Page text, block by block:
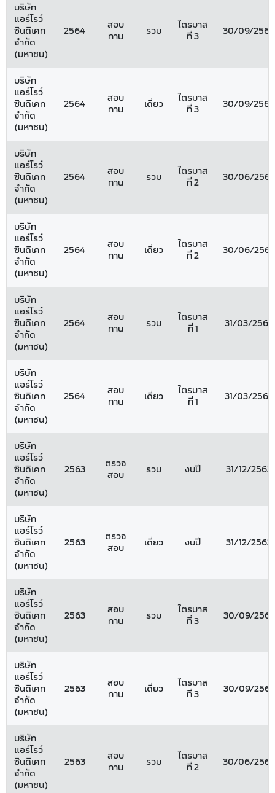
บริษัท
แอร์โรว์
ซินดิเคท
จำกัด
(มหาชน)
2564
สอบ
ทาน
รวม
ไตรมาส
ที่ 3
30/09/2564
บริษัท
แอร์โรว์
ซินดิเคท
จำกัด
(มหาชน)
2564
สอบ
ทาน
เดี่ยว
ไตรมาส
ที่ 3
30/09/2564
บริษัท
แอร์โรว์
ซินดิเคท
จำกัด
(มหาชน)
2564
สอบ
ทาน
รวม
ไตรมาส
ที่ 2
30/06/2564
บริษัท
แอร์โรว์
ซินดิเคท
จำกัด
(มหาชน)
2564
สอบ
ทาน
เดี่ยว
ไตรมาส
ที่ 2
30/06/2564
บริษัท
แอร์โรว์
ซินดิเคท
จำกัด
(มหาชน)
2564
สอบ
ทาน
รวม
ไตรมาส
ที่ 1
31/03/2564
บริษัท
แอร์โรว์
ซินดิเคท
จำกัด
(มหาชน)
2564
สอบ
ทาน
เดี่ยว
ไตรมาส
ที่ 1
31/03/2564
บริษัท
แอร์โรว์
ซินดิเคท
จำกัด
(มหาชน)
2563
ตรวจ
สอบ
รวม งบปี 31/12/2563
บริษัท
แอร์โรว์
ซินดิเคท
จำกัด
(มหาชน)
2563
ตรวจ
สอบ
เดี่ยว งบปี 31/12/2563
บริษัท
แอร์โรว์
ซินดิเคท
จำกัด
(มหาชน)
2563
สอบ
ทาน
รวม
ไตรมาส
ที่ 3
30/09/2563
บริษัท
แอร์โรว์
ซินดิเคท
จำกัด
(มหาชน)
2563
สอบ
ทาน
เดี่ยว
ไตรมาส
ที่ 3
30/09/2563
บริษัท
แอร์โรว์
ซินดิเคท
จำกัด
(มหาชน)
2563
สอบ
ทาน
รวม
ไตรมาส
ที่ 2
30/06/2563